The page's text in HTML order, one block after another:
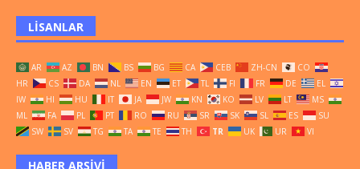
LISANLAR
AR AZ BN BS BG CA CEB ZH-CN
CO
HR
CS DA NL EN ET TL FI FR DE
EL
IW
HI HU IT JA JW KN KO LV LT
MS
ML
FA PL PT RO RU SR SK SL ES
SU
SW
SV TG TA TE TH TR UK UR VI
HABER ARŞIVI